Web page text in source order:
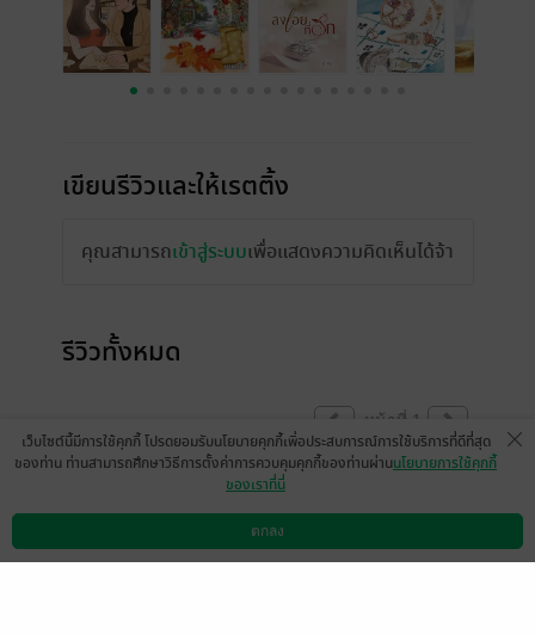
เขียนรีวิวและให้เรตติ้ง
คุณสามารถเข้าสู่ระบบเพื่อแสดงความคิดเห็นได้จ้า
รีวิวทั้งหมด
หน้าที่ 1
1 มีแล้ว - fb-10218768300135445
26 ธ.ค. 256711:42 น.
ดาวน์โหลดแอป วิธีการใช้งาน ติดต่อเรา
เว็บไซต์นี้มีการใช้คุกกี้ โปรดยอมรับนโยบายคุกกี้เพื่อประสบการณ์การใช้บริการที่ดีที่สุด
ของท่าน ท่านสามารถศึกษาวิธีการตั้งค่าการควบคุมคุกกี้ของท่านผ่านนโยบายการใช้คุกกี้
ของเราที่นี่
ตกลง